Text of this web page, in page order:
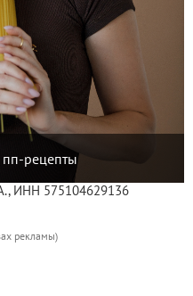
рецепты
ИНН 575104629136
рекламы)